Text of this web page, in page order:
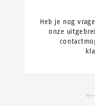
Heb je nog
onze